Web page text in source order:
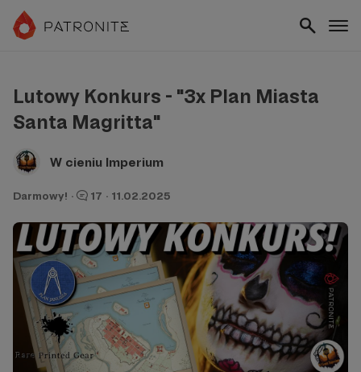
Lutowy Konkurs - "3x Plan Miasta
Santa Magritta"
W cieniu Imperium
Darmowy! · 17 · 11.02.2025